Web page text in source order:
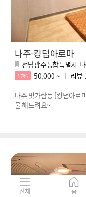
나주-킹덤아로마
전남광주통합특별시
17% 50,000 ~ 리뷰
나주 빛가람동 [킹덤아로
물 해드려요~
전체 홈